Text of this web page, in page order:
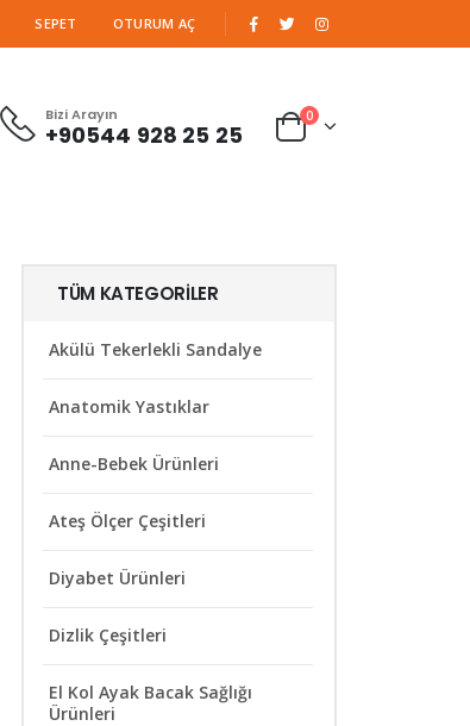
SEPET OTURUM AÇ
Bizi Arayın
+90544 928 25 25
0
TÜM KATEGORILER
Akülü Tekerlekli Sandalye
Anatomik Yastıklar
Anne-Bebek Ürünleri
Ateş Ölçer Çeşitleri
Diyabet Ürünleri
Dizlik Çeşitleri
El Kol Ayak Bacak Sağlığı
Ürünleri